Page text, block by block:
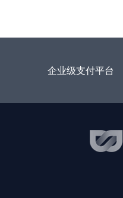
企业级支付平台